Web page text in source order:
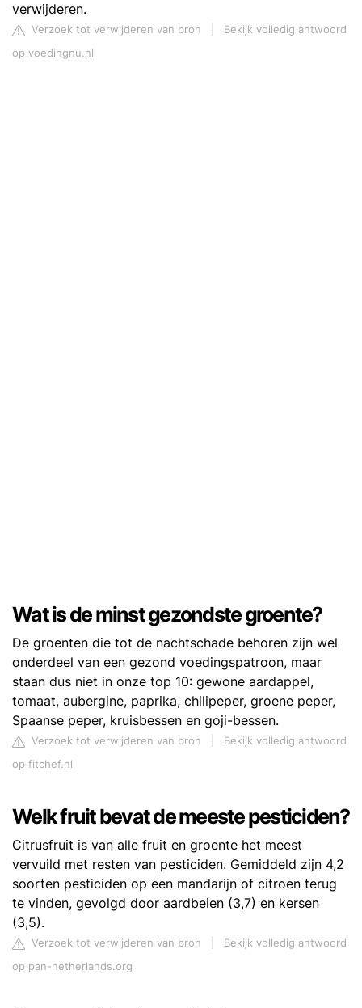
verwijderen.
Verzoek tot verwijderen van bron
Bekijk volledig antwoord
op voedingnu.nl
Wat is de minst gezondste groente?
De groenten die tot de nachtschade behoren zijn wel
onderdeel van een gezond voedingspatroon, maar
staan dus niet in onze top 10: gewone aardappel,
tomaat, aubergine, paprika, chilipeper, groene peper,
Spaanse peper, kruisbessen en goji-bessen.
Verzoek tot verwijderen van bron
Bekijk volledig antwoord
op fitchef.nl
Welk fruit bevat de meeste pesticiden?
Citrusfruit is van alle fruit en groente het meest
vervuild met resten van pesticiden. Gemiddeld zijn 4,2
soorten pesticiden op een mandarijn of citroen terug
te vinden, gevolgd door aardbeien (3,7) en kersen
(3,5).
Verzoek tot verwijderen van bron
Bekijk volledig antwoord
op pan-netherlands.org